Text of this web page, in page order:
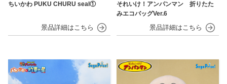
ちいかわ PUKU CHURU seal①
それいけ！アンパンマン 折りたた
みエコバッグVer.6